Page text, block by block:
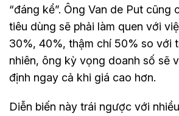
“đáng kể”. Ông Van de Put cũng
tiêu dùng sẽ phải làm quen với
30%, 40%, thậm chí 50% so với
nhiên, ông kỳ vọng doanh số sẽ
định ngay cả khi giá cao hơn.
Diễn biến này trái ngược với